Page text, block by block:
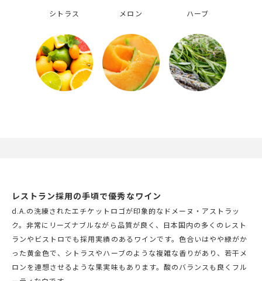
シトラス メロン ハーブ
レストラン採用の手頃で優秀なワイン
d.A.の洗練されたエチケットロゴが印象的なドメーヌ・アストラッ
ク。非常にリーズナブルながら品質が良く、日本国内の多くのレスト
ランやビストロでも採用実績のあるワインです。色合いはやや緑がか
った黄金色で、シトラスやハーブのような複雑な香りがあり、若干メ
ロンを連想させるような果実味もあります。酸のバランスも良くフル